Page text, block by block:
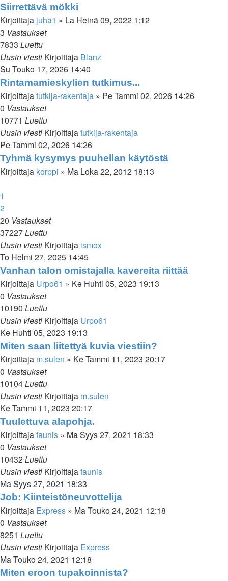
Siirrettävä mökki
Kirjoittaja juha1 » La Heinä 09, 2022 1:12
3 Vastaukset
7833 Luettu
Uusin viesti Kirjoittaja Blanz
Su Touko 17, 2026 14:40
Rintamamieskylien tutkimus...
Kirjoittajatutkija-rakentaja » Pe Tammi 02, 2026 14:26
0 Vastaukset
10771 Luettu
Uusin viesti Kirjoittajatutkija-rakentaja
Pe Tammi 02, 2026 14:26
Tyhmä kysymys puuhellan käytöstä
Kirjoittaja korppi » Ma Loka 22, 2012 18:13
1
2
20 Vastaukset
37227Luettu
Uusin viesti Kirjoittaja ismox
To Helmi 27, 2025 14:45
Vanhan talon omistajalla kavereita riittää
Kirjoittaja Urpo61 » Ke Huhti 05, 2023 19:13
0 Vastaukset
10190 Luettu
Uusin viesti Kirjoittaja Urpo61
Ke Huhti 05, 2023 19:13
Miten saan liitettyä kuvia viestiin?
Kirjoittaja m.sulen » Ke Tammi 11, 2023 20:17
0 Vastaukset
10104Luettu
Uusin viesti Kirjoittaja m.sulen
Ke Tammi 11, 2023 20:17
Tuulettuva alapohja.
Kirjoittajafaunis » Ma Syys 27, 2021 18:33
0 Vastaukset
10432Luettu
Uusin viesti Kirjoittajafaunis
Ma Syys 27, 2021 18:33
Job: Kiinteistöneuvottelija
Kirjoittaja Express » Ma Touko 24, 2021 12:18
0 Vastaukset
8251 Luettu
Uusin viesti Kirjoittaja Express
Ma Touko 24, 2021 12:18
Miten eroon tupakoinnista?